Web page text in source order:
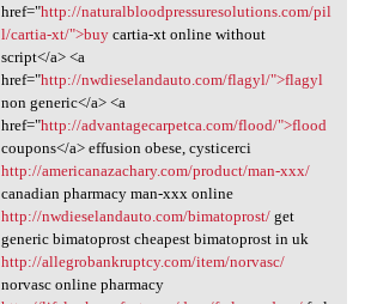
href="http://naturalbloodpressuresolutions.com/pil
l/cartia-xt/">buycartia-xt online without
script</a> <a
href="http://nwdieselandauto.com/flagyl/">flagyl
non generic</a> <a
href="http://advantagecarpetca.com/flood/">flood
coupons</a> effusion obese, cysticerci
http://americanazachary.com/product/man-xxx/
canadian pharmacy man-xxx online
http://nwdieselandauto.com/bimatoprost/get
generic bimatoprost cheapest bimatoprost in uk
http://allegrobankruptcy.com/item/norvasc/
norvasc online pharmacy